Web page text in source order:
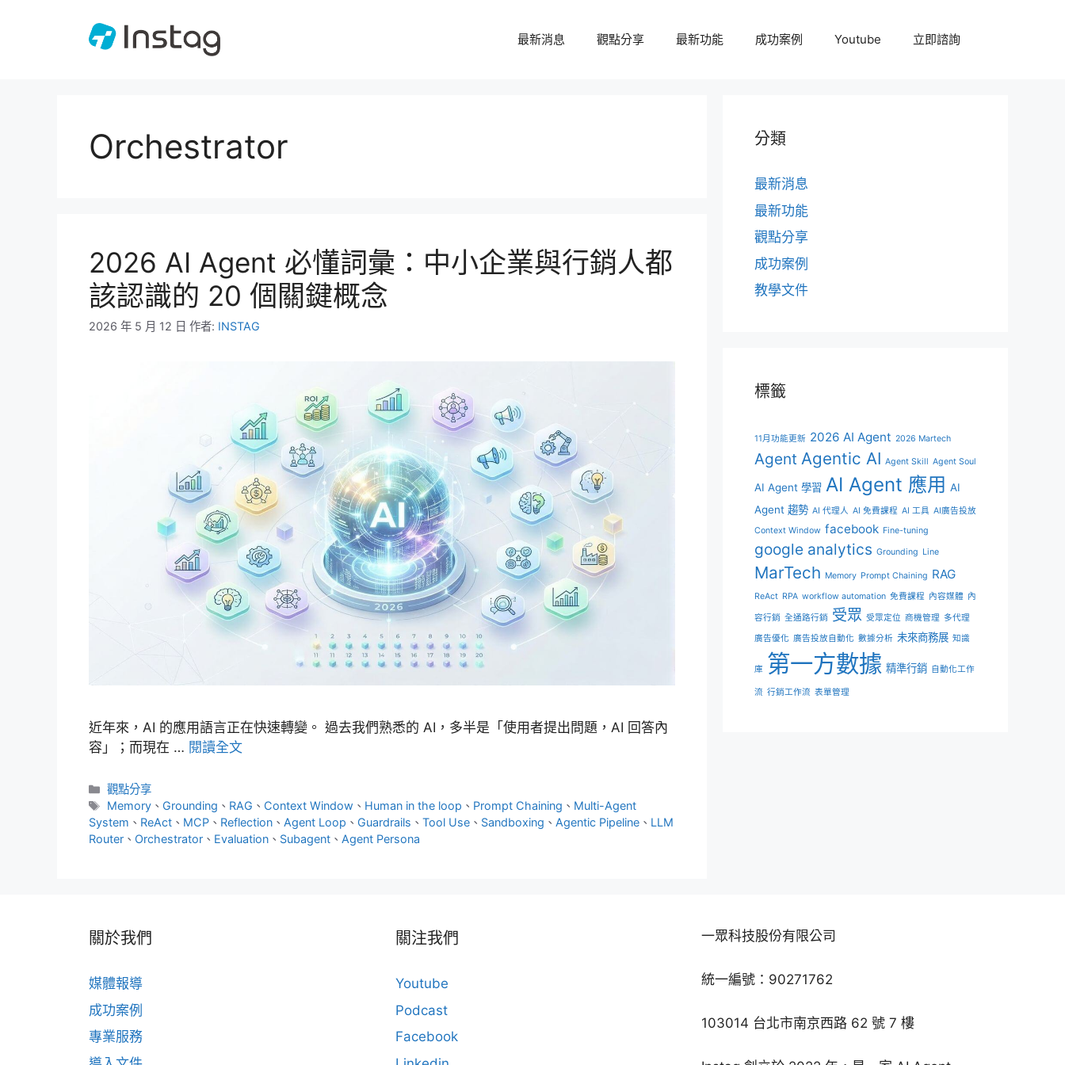
最新消息 觀點分享 最新功能 成功案例 Youtube 立即諮詢
Orchestrator
2026 AI Agent 必懂詞彙：中小企業與行銷人都
該認識的 20 個關鍵概念
2026 年 5 月 12 日 作者: INSTAG
近年來，AI 的應用語言正在快速轉變。 過去我們熟悉的 AI，多半是「使用者提出問題，AI 回答內
容」；而現在 … 閱讀全文
分
類
觀點分享
標
籤
Memory 、 Grounding 、 RAG 、 Context Window 、 Human in the loop 、 Prompt Chaining 、 Multi-Agent
System 、 ReAct 、 MCP 、 Reflection 、 Agent Loop 、 Guardrails 、 Tool Use 、 Sandboxing 、 Agentic Pipeline 、 LLM
Router 、 Orchestrator 、 Evaluation 、 Subagent 、 Agent Persona
分類
最新消息
最新功能
觀點分享
成功案例
教學文件
標籤
11月功能更新 2026 AI Agent 2026 Martech
Agent Agentic AI Agent Skill Agent Soul
AI Agent 學習 AI Agent 應用 AI
Agent 趨勢 AI 代理人 AI 免費課程 AI 工具 AI廣告投放
Context Window facebook Fine-tuning
google analytics Grounding Line
MarTech Memory Prompt Chaining RAG
ReAct RPA workflow automation 免費課程 內容媒體 內
容行銷 全通路行銷 受眾 受眾定位 商機管理 多代理
廣告優化 廣告投放自動化 數據分析 未來商務展 知識
庫 第一方數據 精準行銷 自動化工作
流 行銷工作流 表單管理
關於我們
媒體報導
成功案例
專業服務
關注我們
Youtube
Podcast
Facebook
一眾科技股份有限公司
統一編號：90271762
103014 台北市南京西路 62 號 7 樓